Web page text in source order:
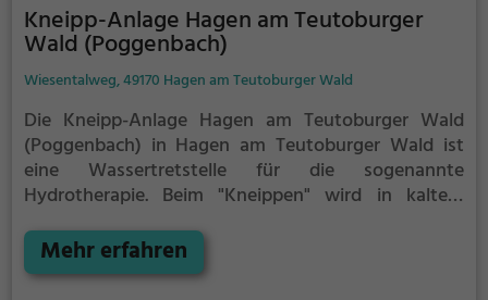
Kneipp-Anlage Hagen am Teutoburger
Wald (Poggenbach)
Wiesentalweg, 49170 Hagen am Teutoburger Wald
Die Kneipp-Anlage Hagen am Teutoburger Wald
(Poggenbach) in Hagen am Teutoburger Wald ist
eine Wassertretstelle für die sogenannte
Hydrotherapie. Beim "Kneippen" wird in kaltem
dabei zwischen jedem Schritt immer wieder
vollständig aus dem Wasser herausgehoben. Nach
Mehr erfahren